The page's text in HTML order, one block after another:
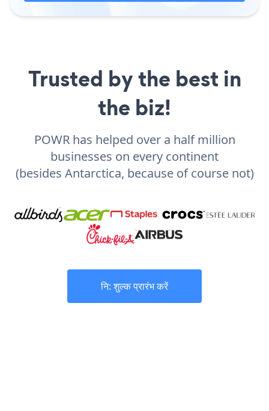
Trusted by the best in
the biz!
POWR has helped over a half million
businesses on every continent
(besides Antarctica, because of course not)
नि: शुल्क प्रारंभ करें